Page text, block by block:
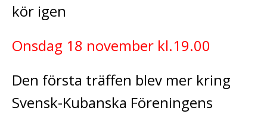
kör igen
Onsdag 18 november kl.19.00
Den första träffen blev mer kring
Svensk-Kubanska Föreningens